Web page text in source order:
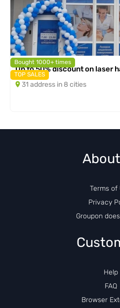
Bought 1000+ times
TOP SALES
Up to 50% discount on laser
31 address in 8 cities
Terms of
Privacy
Groupon
Help
FAQ
Browser